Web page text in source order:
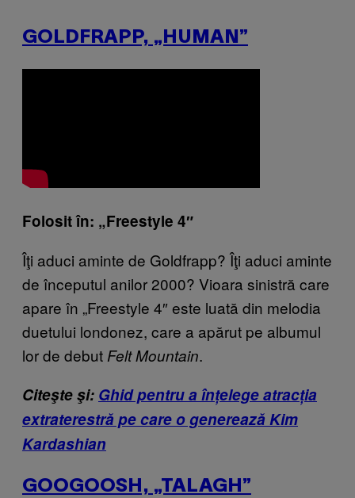
GOLDFRAPP, „HUMAN”
Folosit în: „Freestyle 4″
Îţi aduci aminte de Goldfrapp? Îţi aduci aminte
de începutul anilor 2000? Vioara sinistră care
apare în „Freestyle 4″ este luată din melodia
duetului londonez, care a apărut pe albumul
lor de debut Felt Mountain.
Citeşte şi: Ghid pentru a înțelege atracția
extraterestră pe care o generează Kim
Kardashian
GOOGOOSH, „TALAGH”